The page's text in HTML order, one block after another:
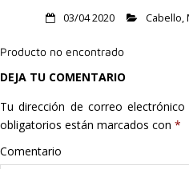
Listas
Moda
Multimedia
03/04 2020 Cabello,
Producto no encontrado
DEJA TU COMENTARIO
Tu dirección de correo electrónico
obligatorios están marcados con *
Comentario